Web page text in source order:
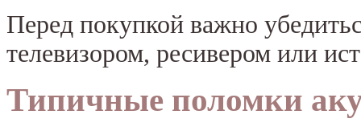
Перед покупкой важно
телевизором, ресивером или
Типичные поломки